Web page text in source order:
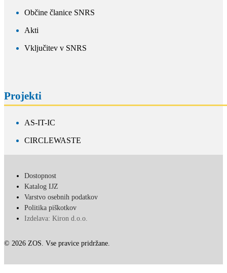
Občine članice SNRS
Akti
Vključitev v SNRS
Projekti
AS-IT-IC
CIRCLEWASTE
© 2026 ZOS. Vse pravice pridržane.
Dostopnost
Katalog IJZ
Varstvo osebnih podatkov
Politika piškotkov
Izdelava: Kiron d.o.o.